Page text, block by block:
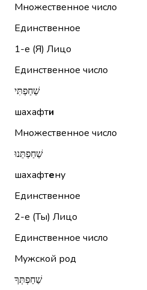
Множественное число
Единственное
1-е (Я) Лицо
Единственное число
שַׁחַפְתִּי
шахафти
Множественное число
שַׁחַפְתֵּנוּ
шахафтену
Единственное
2-е (Ты) Лицо
Единственное число
Мужской род
שַׁחַפְתְּךָ